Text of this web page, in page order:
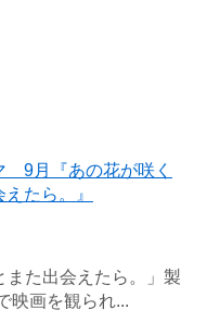
9月『あの花が咲く
たら。』
た出会えたら。」製
映画を観られ...